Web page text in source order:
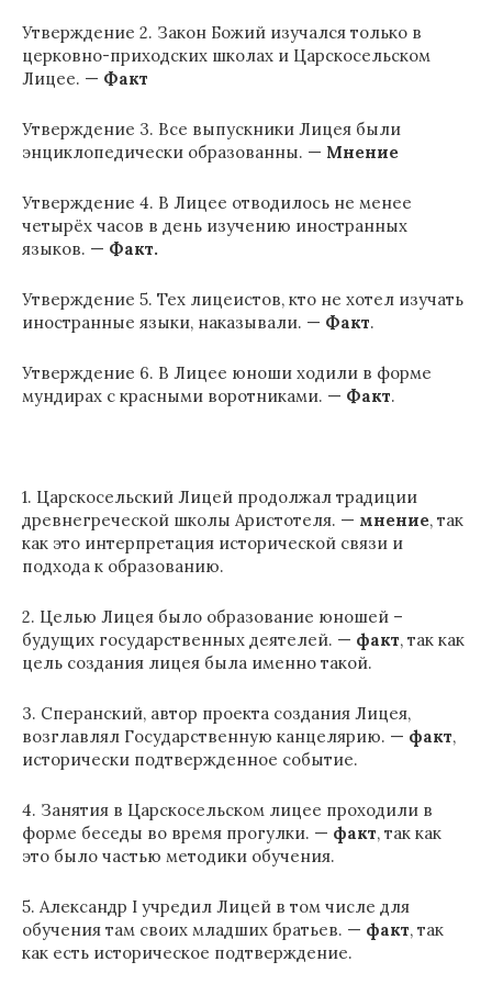
Утверждение 2. Закон Божий изучался только в
церковно-приходских школах и Царскосельском
Лицее. — Факт
Утверждение 3. Все выпускники Лицея были
энциклопедически образованны. — Мнение
Утверждение 4. В Лицее отводилось не менее
четырёх часов в день изучению иностранных
языков. — Факт.
Утверждение 5. Тех лицеистов, кто не хотел изучать
иностранные языки, наказывали. — Факт.
Утверждение 6. В Лицее юноши ходили в форме
мундирах с красными воротниками. — Факт.
1. Царскосельский Лицей продолжал традиции
древнегреческой школы Аристотеля. — мнение, так
как это интерпретация исторической связи и
подхода к образованию.
2. Целью Лицея было образование юношей –
будущих государственных деятелей. — факт, так как
цель создания лицея была именно такой.
3. Сперанский, автор проекта создания Лицея,
возглавлял Государственную канцелярию. — факт,
исторически подтвержденное событие.
4. Занятия в Царскосельском лицее проходили в
форме беседы во время прогулки. — факт, так как
это было частью методики обучения.
5. Александр I учредил Лицей в том числе для
обучения там своих младших братьев. — факт, так
как есть историческое подтверждение.